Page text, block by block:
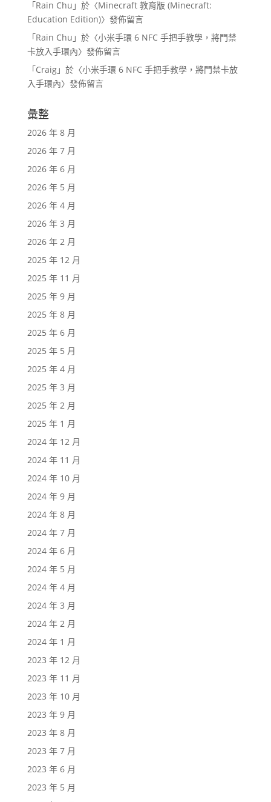
「Rain Chu 」於〈Minecraft 教育版 (Minecraft:
Education Edition)〉發佈留言
「Rain Chu 」於〈小米手環 6 NFC 手把手教學，將門禁
卡放入手環內〉發佈留言
「Craig」於〈小米手環 6 NFC 手把手教學，將門禁卡放
入手環內〉發佈留言
彙整
2026 年 8 月
2026 年 7 月
2026 年 6 月
2026 年 5 月
2026 年 4 月
2026 年 3 月
2026 年 2 月
2025 年 12 月
2025 年 11 月
2025 年 9 月
2025 年 8 月
2025 年 6 月
2025 年 5 月
2025 年 4 月
2025 年 3 月
2025 年 2 月
2025 年 1 月
2024 年 12 月
2024 年 11 月
2024 年 10 月
2024 年 9 月
2024 年 8 月
2024 年 7 月
2024 年 6 月
2024 年 5 月
2024 年 4 月
2024 年 3 月
2024 年 2 月
2024 年 1 月
2023 年 12 月
2023 年 11 月
2023 年 10 月
2023 年 9 月
2023 年 8 月
2023 年 7 月
2023 年 6 月
2023 年 5 月